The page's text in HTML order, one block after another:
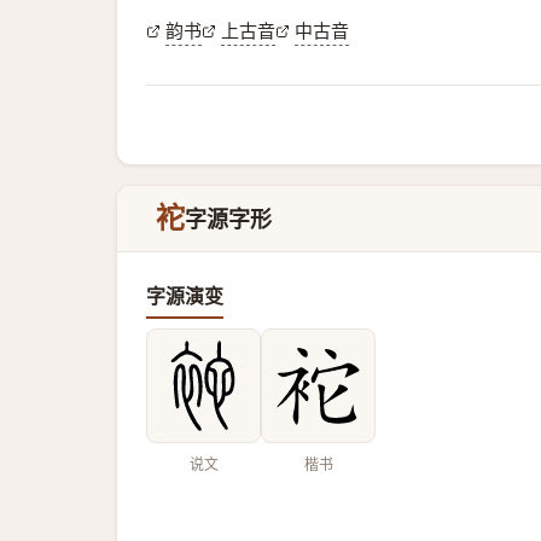
韵书 上古音 中古音
袉字源字形
字源演变
说文 楷书